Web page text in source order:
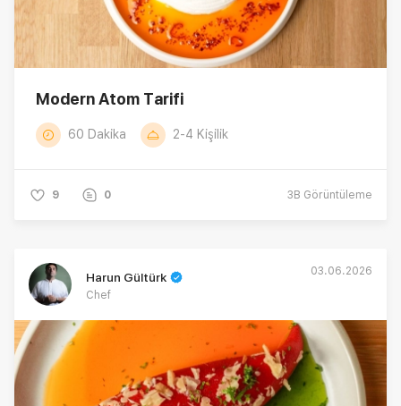
Modern Atom Tarifi
60 Dakika 2-4 Kişilik
9 0 3B Görüntüleme
Harun Gültürk
Chef
03.06.2026